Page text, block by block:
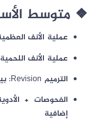
❖ متوسط
عملية الأنف العظمية:
عملية الأنف اللحمية:
الترميم Revision:
الفحوصات +
إضافية